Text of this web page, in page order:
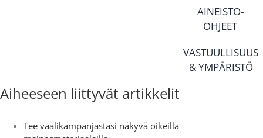
AINEISTO-
OHJEET
VASTUULLISUUS
& YMPÄRISTÖ
Aiheeseen liittyvät artikkelit
Tee vaalikampanjastasi näkyvä oikeilla